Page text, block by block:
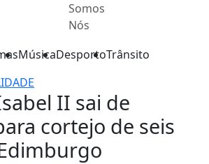
Somos
Nós
MúsicaDesportoTrânsito
II sai de
cortejo de seis